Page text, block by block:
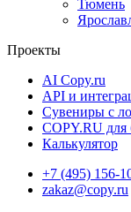
Тюмень
Проекты
AI Copy.ru
API и
Сувениры с
COPY.RU для
Калькулятор
+7 (495) 156-
zakaz@copy.ru